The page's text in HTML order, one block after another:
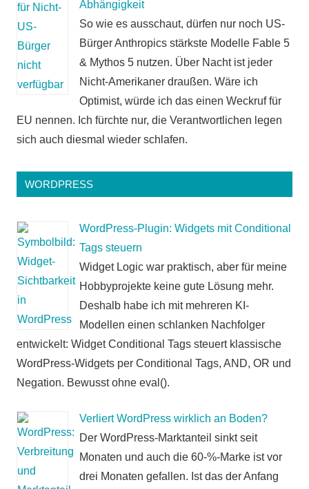
Abhängigkeit
So wie es ausschaut, dürfen nur noch US-
Bürger Anthropics stärkste Modelle Fable 5
& Mythos 5 nutzen. Über Nacht ist jeder
Nicht-Amerikaner draußen. Wäre ich
Optimist, würde ich das einen Weckruf für
EU nennen. Ich fürchte nur, die Verantwortlichen legen
sich auch diesmal wieder schlafen.
WORDPRESS
WordPress-Plugin: Widgets mit Conditional
Tags steuern
Widget Logic war praktisch, aber für meine
Hobbyprojekte keine gute Lösung mehr.
Deshalb habe ich mit mehreren KI-
Modellen einen schlanken Nachfolger
entwickelt: Widget Conditional Tags steuert klassische
WordPress-Widgets per Conditional Tags, AND, OR und
Negation. Bewusst ohne eval().
Verliert WordPress wirklich an Boden?
Der WordPress-Marktanteil sinkt seit
Monaten und auch die 60-%-Marke ist vor
drei Monaten gefallen. Ist das der Anfang